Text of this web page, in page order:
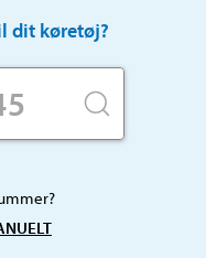
dit køretøj?